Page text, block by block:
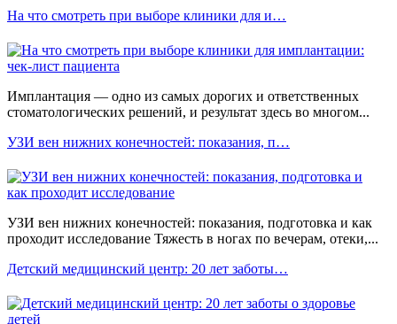
На что смотреть при выборе клиники для и…
Имплантация — одно из самых дорогих и ответственных
стоматологических решений, и результат здесь во многом...
УЗИ вен нижних конечностей: показания, п…
УЗИ вен нижних конечностей: показания, подготовка и как
проходит исследование Тяжесть в ногах по вечерам, отеки,...
Детский медицинский центр: 20 лет заботы…